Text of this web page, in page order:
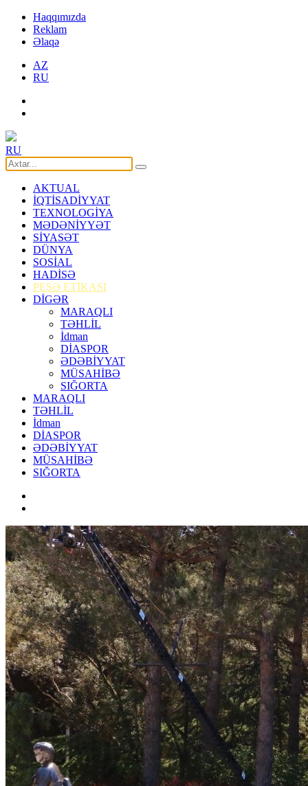
Haqqımızda
Reklam
Əlaqə
AZ
RU
RU
AKTUAL
İQTİSADİYYAT
TEXNOLOGİYA
MƏDƏNİYYƏT
SİYASƏT
DÜNYA
SOSİAL
HADİSƏ
PEŞƏ ETİKASI
DİGƏR
MARAQLI
TƏHLİL
İdman
DİASPOR
ƏDƏBİYYAT
MÜSAHİBƏ
SIĞORTA
MARAQLI
TƏHLİL
İdman
DİASPOR
ƏDƏBİYYAT
MÜSAHİBƏ
SIĞORTA